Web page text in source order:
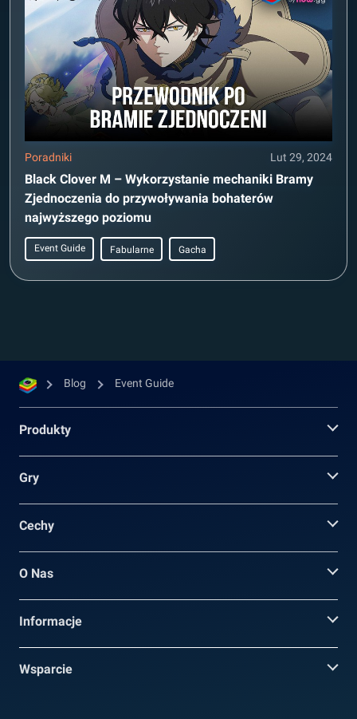
Poradniki Lut 29, 2024
Black Clover M – Wykorzystanie mechaniki Bramy
Zjednoczenia do przywoływania bohaterów
najwyższego poziomu
Event Guide Fabularne Gacha
Blog Event Guide
Produkty
Gry
Cechy
O Nas
Informacje
Wsparcie